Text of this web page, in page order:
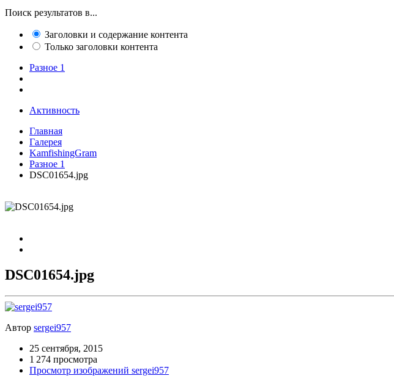
Поиск результатов в...
Заголовки и содержание контента
Только заголовки контента
Разное 1
Активность
Главная
Галерея
KamfishingGram
Разное 1
DSC01654.jpg
DSC01654.jpg
Автор sergei957
25 сентября, 2015
1 274 просмотра
Просмотр изображений sergei957